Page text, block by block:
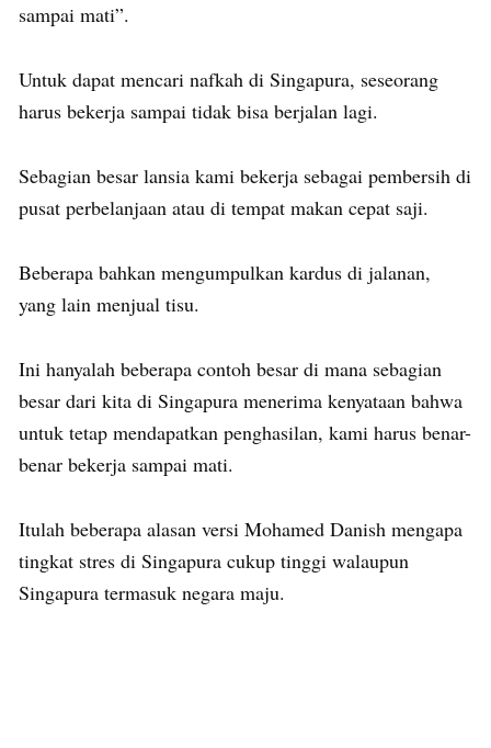
sampai mati”.
Untuk dapat mencari nafkah di Singapura, seseorang
harus bekerja sampai tidak bisa berjalan lagi.
Sebagian besar lansia kami bekerja sebagai pembersih di
pusat perbelanjaan atau di tempat makan cepat saji.
Beberapa bahkan mengumpulkan kardus di jalanan,
yang lain menjual tisu.
Ini hanyalah beberapa contoh besar di mana sebagian
besar dari kita di Singapura menerima kenyataan bahwa
untuk tetap mendapatkan penghasilan, kami harus benar-
benar bekerja sampai mati.
Itulah beberapa alasan versi Mohamed Danish mengapa
tingkat stres di Singapura cukup tinggi walaupun
Singapura termasuk negara maju.